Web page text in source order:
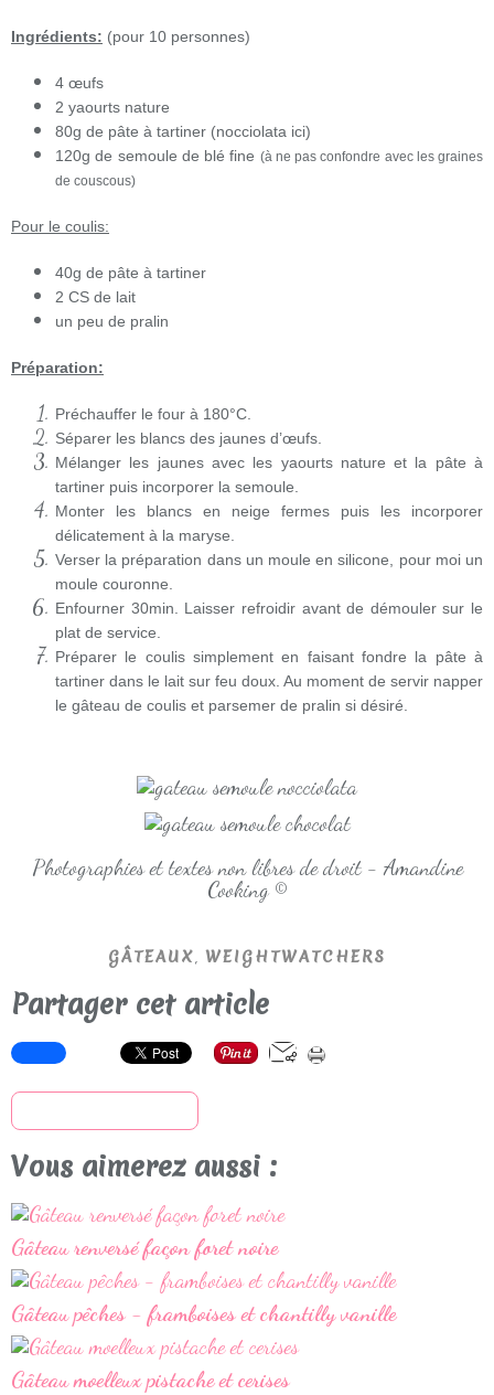
Ingrédients: (pour 10 personnes)
4 œufs
2 yaourts nature
80g de pâte à tartiner (nocciolata ici)
120g de semoule de blé fine (à ne pas confondre avec les graines
de couscous)
Pour le coulis:
40g de pâte à tartiner
2 CS de lait
un peu de pralin
Préparation:
Préchauffer le four à 180°C.
Séparer les blancs des jaunes d’œufs.
Mélanger les jaunes avec les yaourts nature et la pâte à
tartiner puis incorporer la semoule.
Monter les blancs en neige fermes puis les incorporer
délicatement à la maryse.
Verser la préparation dans un moule en silicone, pour moi un
moule couronne.
Enfourner 30min. Laisser refroidir avant de démouler sur le
plat de service.
Préparer le coulis simplement en faisant fondre la pâte à
tartiner dans le lait sur feu doux. Au moment de servir napper
le gâteau de coulis et parsemer de pralin si désiré.
Photographies et textes non libres de droit - Amandine
Cooking ©
GÂTEAUX, WEIGHTWATCHERS
Partager cet article
Vous aimerez aussi :
Gâteau renversé façon foret noire
Gâteau pêches - framboises et chantilly vanille
Gâteau moelleux pistache et cerises